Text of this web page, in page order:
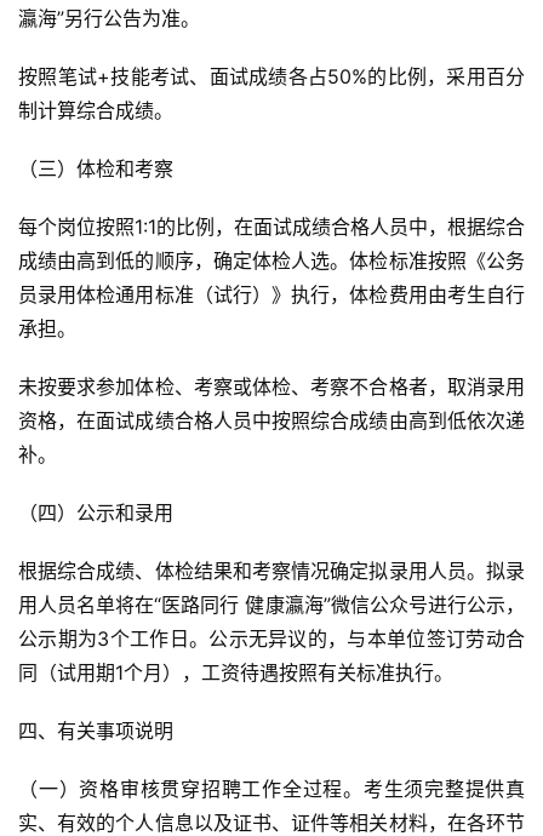
瀛海”另行公告为准。
按照笔试+技能考试、面试成绩各占50%的比例，采用百分
制计算综合成绩。
（三）体检和考察
每个岗位按照1:1的比例，在面试成绩合格人员中，根据综合
成绩由高到低的顺序，确定体检人选。体检标准按照《公务
员录用体检通用标准（试行）》执行，体检费用由考生自行
承担。
未按要求参加体检、考察或体检、考察不合格者，取消录用
资格，在面试成绩合格人员中按照综合成绩由高到低依次递
补。
（四）公示和录用
根据综合成绩、体检结果和考察情况确定拟录用人员。拟录
用人员名单将在“医路同行 健康瀛海”微信公众号进行公示，
公示期为3个工作日。公示无异议的，与本单位签订劳动合
同（试用期1个月），工资待遇按照有关标准执行。
四、有关事项说明
（一）资格审核贯穿招聘工作全过程。考生须完整提供真
实、有效的个人信息以及证书、证件等相关材料，在各环节